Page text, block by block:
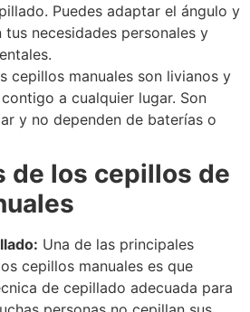
Puedes adaptar el ángulo y
tus necesidades personales y
cepillos manuales son livianos y
a cualquier lugar. Son
y no dependen de baterías o
de los cepillos de
Una de las principales
cepillos manuales es que
de cepillado adecuada para